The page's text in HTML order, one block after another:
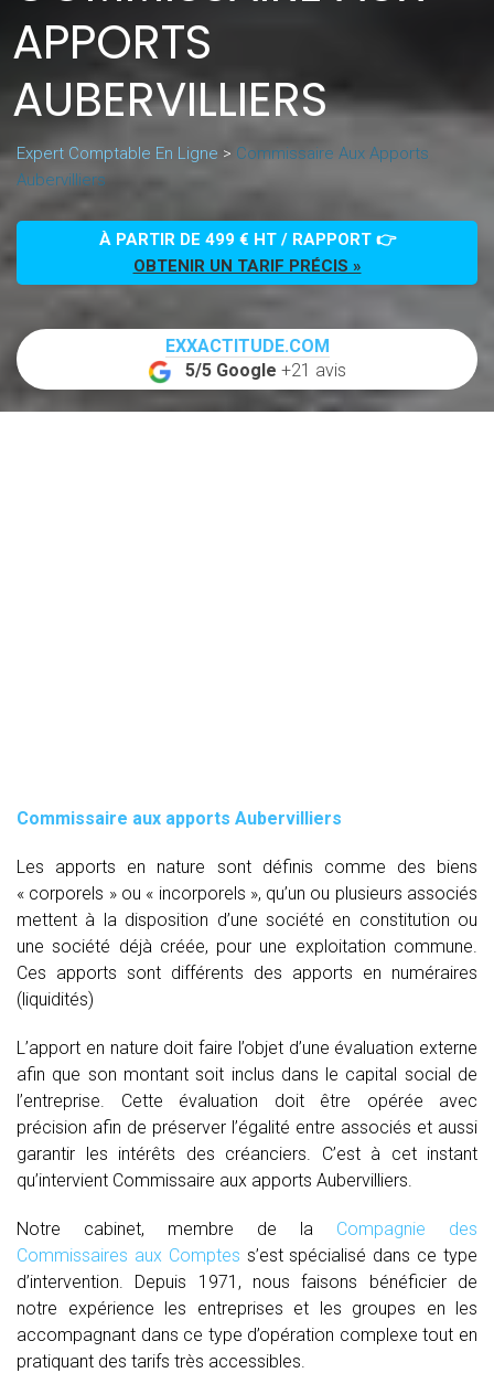
APPORTS
AUBERVILLIERS
Expert Comptable En Ligne > Commissaire Aux Apports
Aubervilliers
À PARTIR DE 499 € HT / RAPPORT 👉
OBTENIR UN TARIF PRÉCIS »
EXXACTITUDE.COM
5/5 Google +21 avis
Commissaire aux apports Aubervilliers
Les apports en nature sont définis comme des biens
« corporels » ou « incorporels », qu’un ou plusieurs associés
mettent à la disposition d’une société en constitution ou
une société déjà créée, pour une exploitation commune.
Ces apports sont différents des apports en numéraires
(liquidités)
L’apport en nature doit faire l’objet d’une évaluation externe
afin que son montant soit inclus dans le capital social de
l’entreprise. Cette évaluation doit être opérée avec
précision afin de préserver l’égalité entre associés et aussi
garantir les intérêts des créanciers. C’est à cet instant
qu’intervient Commissaire aux apports Aubervilliers.
Notre cabinet, membre de la Compagnie des
Commissaires aux Comptes s’est spécialisé dans ce type
d’intervention. Depuis 1971, nous faisons bénéficier de
notre expérience les entreprises et les groupes en les
accompagnant dans ce type d’opération complexe tout en
pratiquant des tarifs très accessibles.